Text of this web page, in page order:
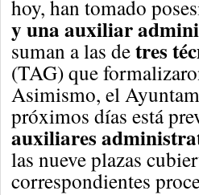
hoy, han tomado
y una auxiliar
suman a las detres
(TAG) que
Asimismo, el
próximos días está
auxiliares
las nueve plazas
correspondientes